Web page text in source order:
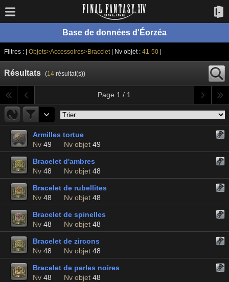
Base de données d'Éorzéa
Filtres : | Objets>Accessoires>Bracelet | Nv objet :41-50
Résultats (14résultat(s))
Page 1 / 1
Armilles tortue
Nv 49 Nv objet 49
Bracelet d'ambres
Nv 48 Nv objet 48
Bracelet de rubellites
Nv 48 Nv objet 48
Bracelet de spinelles
Nv 48 Nv objet 48
Bracelet de zircons
Nv 48 Nv objet 48
Bracelet de perles noires
Nv 48 Nv objet 48